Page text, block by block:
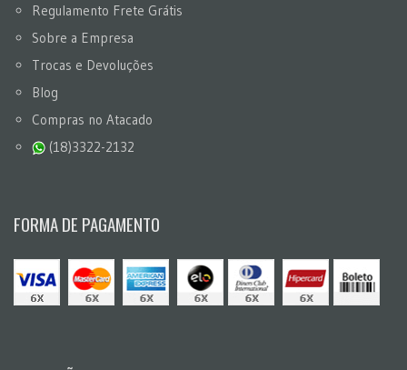
Regulamento Frete Grátis
Sobre a Empresa
Trocas e Devoluções
Blog
Compras no Atacado
(18)3322-2132
FORMA DE PAGAMENTO